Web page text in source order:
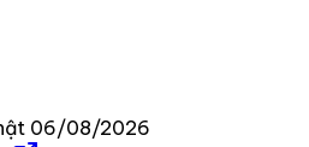
06/08/2026